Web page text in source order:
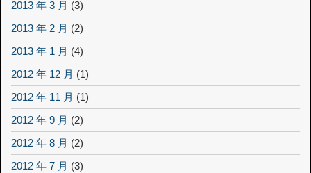
2013 年 3 月 (3)
2013 年 2 月 (2)
2013 年 1 月 (4)
2012 年 12 月 (1)
2012 年 11 月 (1)
2012 年 9 月 (2)
2012 年 8 月 (2)
2012 年 7 月 (3)